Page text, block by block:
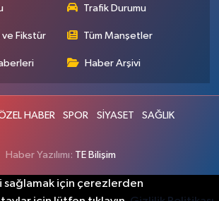
Trafik Durumu
ve Fikstür Tüm Manşetler
Haber Arşivi
HABER SPOR SİYASET SAĞLIK
Haber Yazılımı: TE Bilişim
sağlamak için çerezlerden